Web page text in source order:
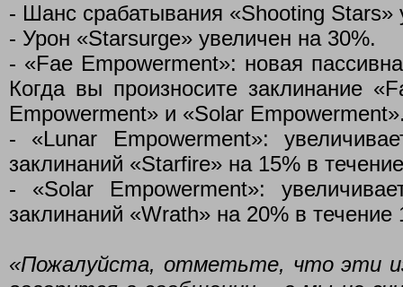
- Шанс срабатывания «Shooting Stars»
- Урон «Starsurge» увеличен на 30%.
- «Fae Empowerment»: новая
Когда вы произносите заклинание
Empowerment» и «Solar
- «Lunar Empowerment»:
заклинаний «Starfire» на 15% в
- «Solar Empowerment»:
заклинаний «Wrath» на 20% в течение
«Пожалуйста, отметьте, что эти